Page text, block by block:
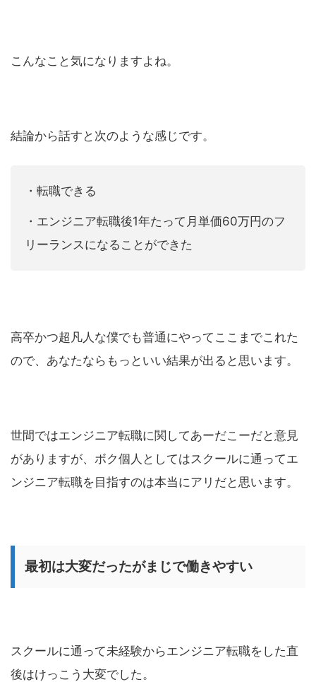
こんなこと気になりますよね。
結論から話すと次のような感じです。
・転職できる
・エンジニア転職後1年たって月単価60万円のフ
リーランスになることができた
高卒かつ超凡人な僕でも普通にやってここまでこれた
ので、あなたならもっといい結果が出ると思います。
世間ではエンジニア転職に関してあーだこーだと意見
がありますが、ボク個人としてはスクールに通ってエ
ンジニア転職を目指すのは本当にアリだと思います。
最初は大変だったがまじで働きやすい
スクールに通って未経験からエンジニア転職をした直
後はけっこう大変でした。